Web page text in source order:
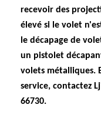
recevoir des
élevé si le volet
le décapage de
un pistolet
volets métalliques.
service, contactez
66730.